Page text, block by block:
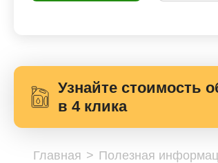
Узнайте стоимость
в 4 клика
Главная Полезная